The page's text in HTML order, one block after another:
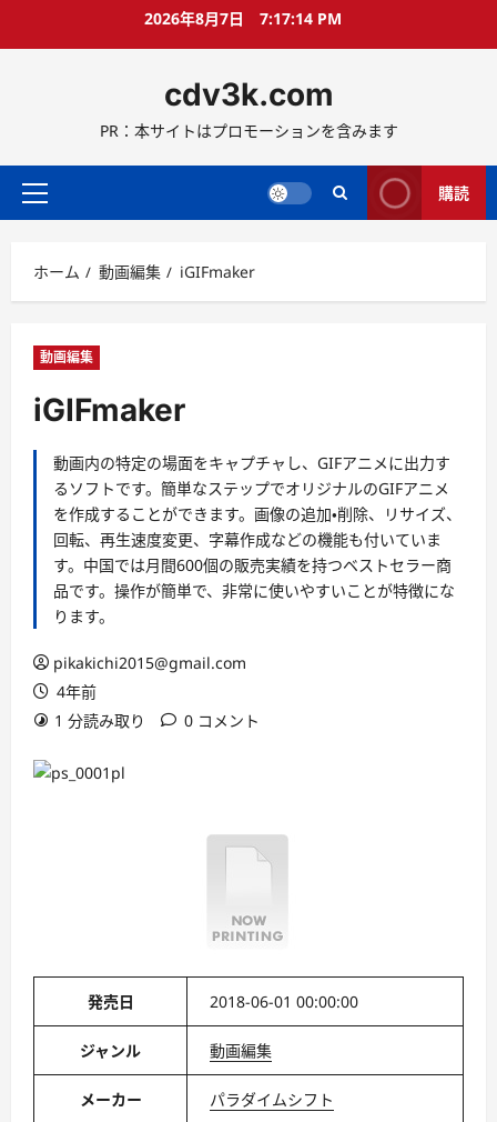
ス
ッ
2026年8月7日 7:17:15 PM
cdv3k.com
PR：本サイトはプロモーションを含みます
メ
メ
ニ
ー
購読
ホーム 動画編集 iGIFmaker
動画編集
iGIFmaker
動画内の特定の場面をキャプチャし、GIFアニメに出力す
るソフトです。簡単なステップでオリジナルのGIFアニメ
を作成することができます。画像の追加・削除、リサイズ、
回転、再生速度変更、字幕作成などの機能も付いていま
す。中国では月間600個の販売実績を持つベストセラー商
品です。操作が簡単で、非常に使いやすいことが特徴にな
ります。
pikakichi2015@gmail.com
4年前
1 分読み取り
0 コメント
発売日 2018-06-01 00:00:00
ジャンル 動画編集
メーカー パラダイムシフト